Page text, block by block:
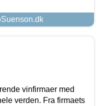
vinfirmaer med
verden. Fra firmaets